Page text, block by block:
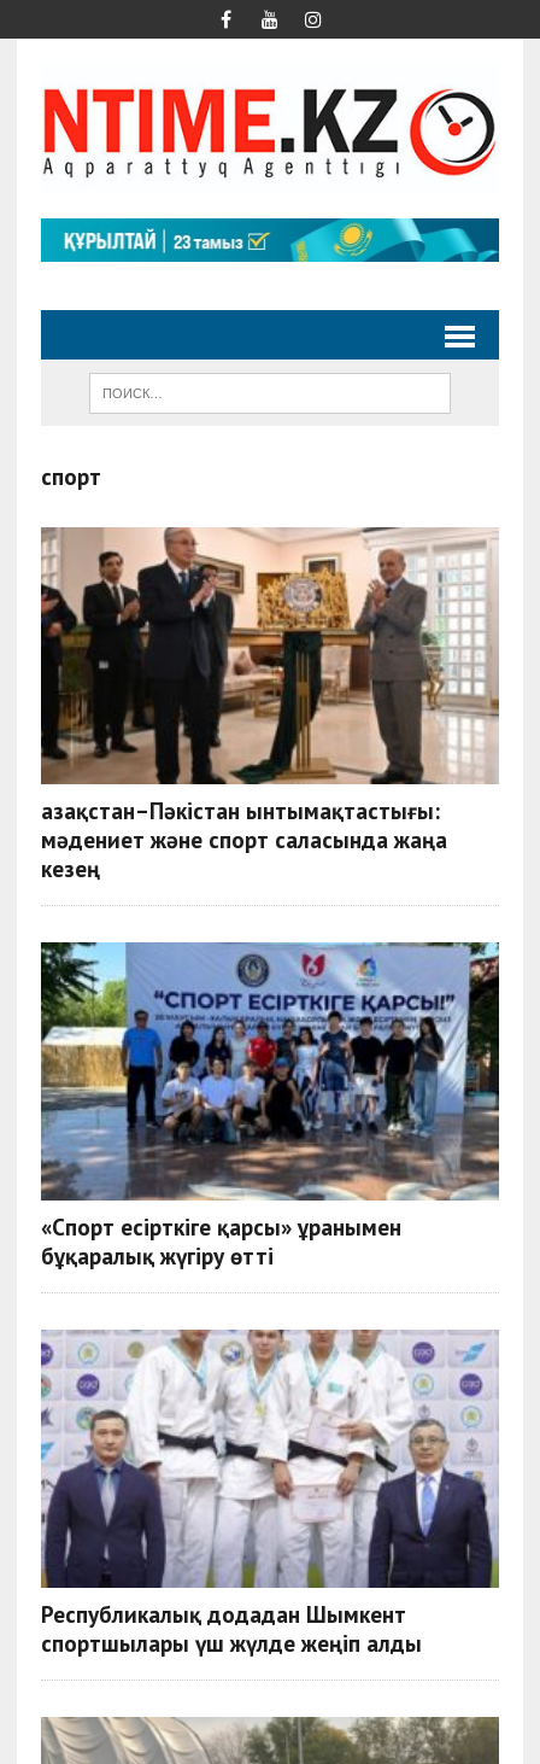
спорт
Қазақстан–Пәкістан ынтымақтастығы:
мәдениет және спорт саласында жаңа
кезең
«Спорт есірткіге қарсы» ұранымен
бұқаралық жүгіру өтті
Республикалық додадан Шымкент
спортшылары үш жүлде жеңіп алды